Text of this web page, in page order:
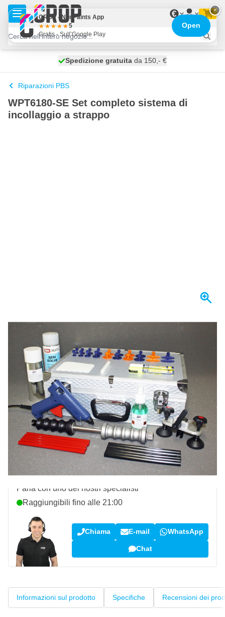
Salta al contenuto
€
spedito oggi
Spedizione gratuita da 150,- €
100 giorni
Riparazioni PBS
WPT6180-SE Set completo sistema di
incollaggio a strappo
Spedito oggi
561,20€ incl. IVA
Quantità
Aggiungi al Carrello
Ordina entro le 23:59, spedito oggi
Spedizione gratuitada 150,- €
100 giorniper resi & cambi
Recensioni dei clienti:4,58/5(7.072 recensioni)
Domanda su questo prodotto?
Parla con uno dei nostri specialisti
Raggiungibili fino alle 21:00
Chiama E-mail WhatsApp
Chat
Informazioni sul prodotto Specifiche Recensioni dei
×
CROP - NonPaints App
5
Gratis - Sull’Google Play
Open